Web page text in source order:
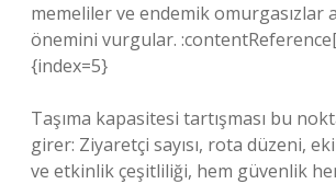
memeliler ve endemik omurgasızlar
önemini vurgular.
{index=5}
Taşıma kapasitesi tartışması bu
girer: Ziyaretçi sayısı, rota düzeni,
ve etkinlik çeşitliliği, hem güvenlik